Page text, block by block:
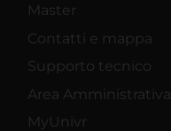
Master
Contatti e mappa
Supporto tecnico
Area Amministrativa
MyUnivr